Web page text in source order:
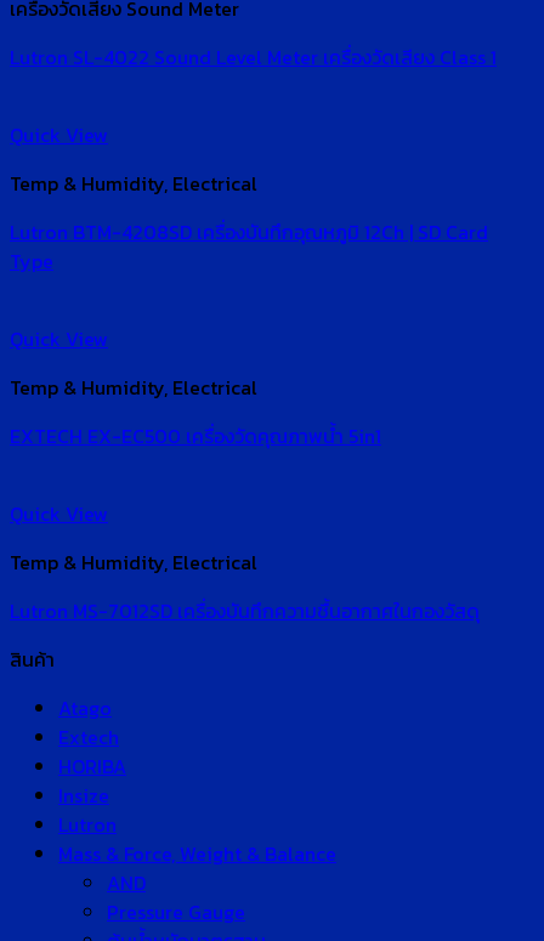
เครื่องวัดเสียง Sound Meter
Lutron SL-4022 Sound Level Meter เครื่องวัดเสียง Class 1
Quick View
Temp & Humidity, Electrical
Lutron BTM-4208SD เครื่องบันทึกอุณหภูมิ 12Ch | SD Card
Type
Quick View
Temp & Humidity, Electrical
EXTECH EX-EC500 เครื่องวัดคุณภาพน้ำ 5in1
Quick View
Temp & Humidity, Electrical
Lutron MS-7012SD เครื่องบันทึกความชื้นอากาศในกองวัสดุ
สินค้า
Atago
Extech
HORIBA
Insize
Lutron
Mass & Force, Weight & Balance
AND
Pressure Gauge